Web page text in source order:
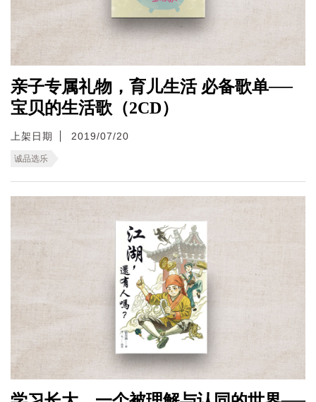
亲子专属礼物，育儿生活 必备歌单──
宝贝的生活歌（2CD）
上架日期 2019/07/20
诚品选乐